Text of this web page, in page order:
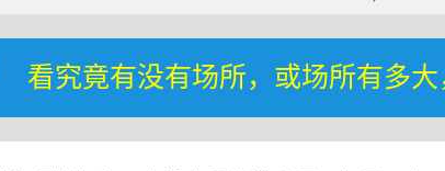
看究竟有没有场所，或场所有多大